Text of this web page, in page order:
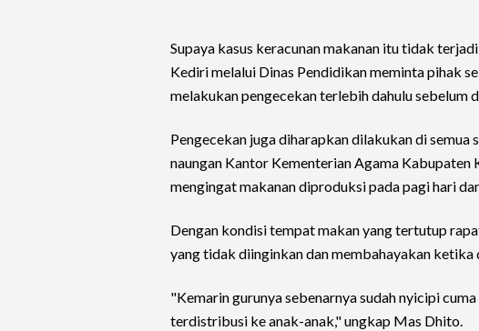
Supaya kasus keracunan makanan itu tidak
Kediri melalui Dinas Pendidikan meminta pihak
melakukan pengecekan terlebih dahulu sebelum
Pengecekan juga diharapkan dilakukan di
naungan Kantor Kementerian Agama
mengingat makanan diproduksi pada pagi hari
Dengan kondisi tempat makan yang tertutup
yang tidak diinginkan dan membahayakan ketika
"Kemarin gurunya sebenarnya sudah nyicipi
terdistribusi ke anak-anak," ungkap Mas Dhito.